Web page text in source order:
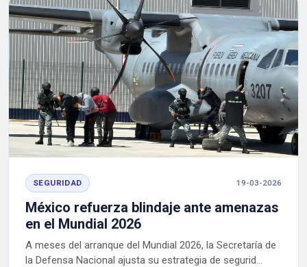
SEGURIDAD 19-03-2026
México refuerza blindaje ante amenazas
en el Mundial 2026
A meses del arranque del Mundial 2026, la Secretaría de
la Defensa Nacional ajusta su estrategia de segurid...